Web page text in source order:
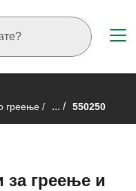
греење / ... / 550250
за греење и